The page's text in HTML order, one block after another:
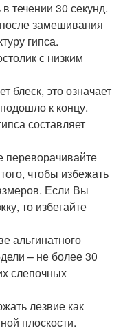
течении 30 секунд.
замешивания
гипса.
с низким
блеск, это означает
к концу.
составляет
переворачивайте
чтобы избежать
Если Вы
то избегайте
альгинатного
– не более 30
слепочных
лезвие как
плоскости.